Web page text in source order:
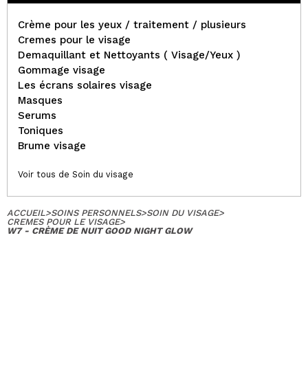
Crème pour les yeux / traitement / plusieurs
Cremes pour le visage
Demaquillant et Nettoyants ( Visage/Yeux )
Gommage visage
Les écrans solaires visage
Masques
Serums
Toniques
Brume visage
Voir tous de Soin du visage
ACCUEIL>SOINS PERSONNELS>SOIN DU VISAGE>
CREMES POUR LE VISAGE>
W7 - CRÈME DE NUIT GOOD NIGHT GLOW